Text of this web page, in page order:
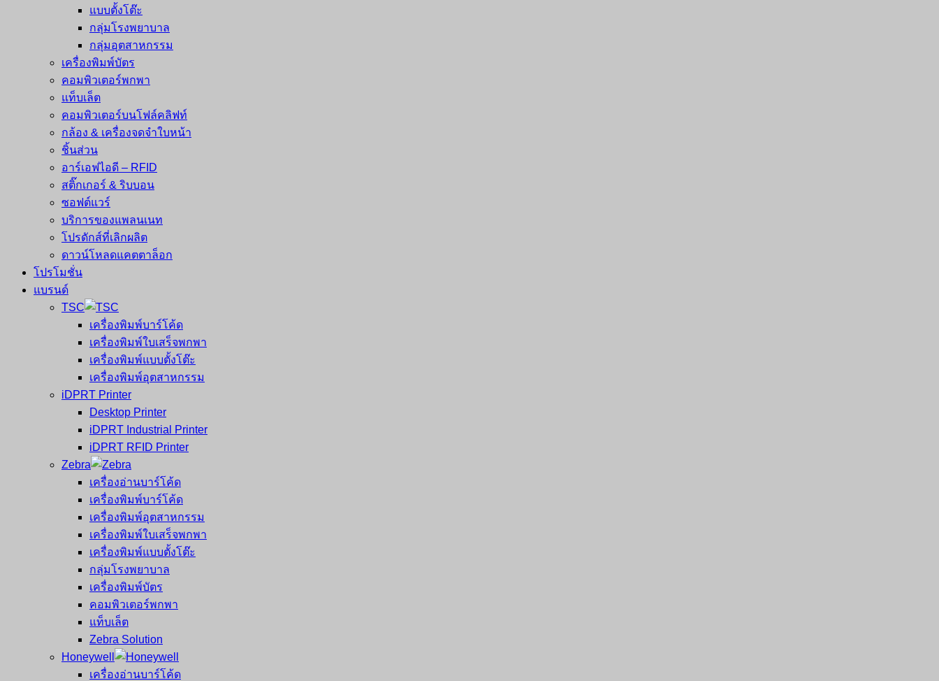
แบบตั้งโต๊ะ
กลุ่มโรงพยาบาล
กลุ่มอุตสาหกรรม
เครื่องพิมพ์บัตร
คอมพิวเตอร์พกพา
แท็บเล็ต
คอมพิวเตอร์บนโฟล์คลิฟท์
กล้อง & เครื่องจดจำใบหน้า
ชิ้นส่วน
อาร์เอฟไอดี – RFID
สติ๊กเกอร์ & ริบบอน
ซอฟต์แวร์
บริการของแพลนเนท
โปรดักส์ที่เลิกผลิต
ดาวน์โหลดแคตตาล็อก
โปรโมชั่น
แบรนด์
TSC
เครื่องพิมพ์บาร์โค้ด
เครื่องพิมพ์ใบเสร็จพกพา
เครื่องพิมพ์แบบตั้งโต๊ะ
เครื่องพิมพ์อุตสาหกรรม
iDPRT Printer
Desktop Printer
iDPRT Industrial Printer
iDPRT RFID Printer
Zebra
เครื่องอ่านบาร์โค้ด
เครื่องพิมพ์บาร์โค้ด
เครื่องพิมพ์อุตสาหกรรม
เครื่องพิมพ์ใบเสร็จพกพา
เครื่องพิมพ์แบบตั้งโต๊ะ
กลุ่มโรงพยาบาล
เครื่องพิมพ์บัตร
คอมพิวเตอร์พกพา
แท็บเล็ต
Zebra Solution
Honeywell
เครื่องอ่านบาร์โค้ด